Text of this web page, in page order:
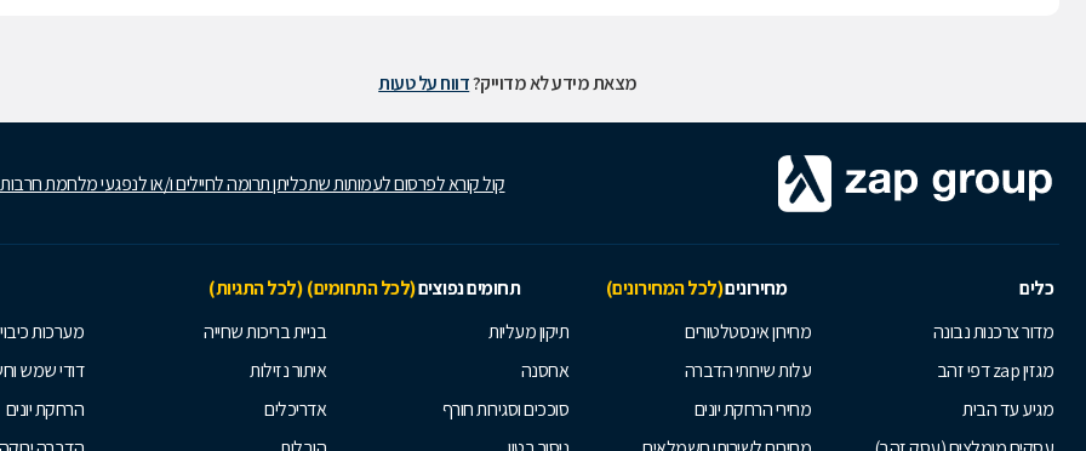
מצאת מידע לא מדוייק?דווח על טעות
קול קורא לפרסום לעמותות שתכליתן תרומה לחיילים ו/או לנפגעי מלחמת
כלים מחירונים(לכל המחירונים) תחומים נפוצים(לכל התחומים) (לכל התגיות)
מדור צרכנות נבונה
מגזין zap דפי זהב
מגיע עד הבית
מחירון אינסטלטורים
עלות שירותי הדברה
מחירי הרחקת יונים
תיקון מעליות
אחסנה
סוככים וסגירות חורף
בניית בריכות שחייה
איתור נזילות
אדריכלים
מערכות
דודי שמש
הרחקת יונים